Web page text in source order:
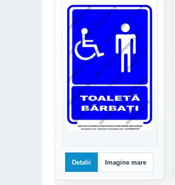
Detalii Imagine mare